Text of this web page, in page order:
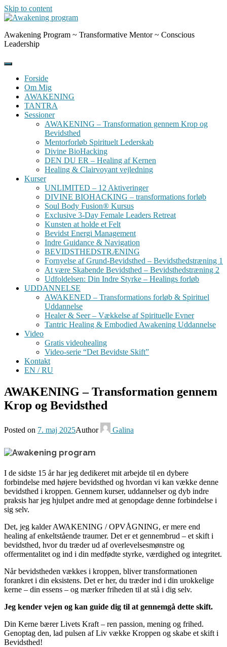
Skip to content
Awakening Program ~ Transformative Mentor ~ Conscious
Leadership
Forside
Om Mig
AWAKENING
TANTRA
Sessioner
AWAKENING – Transformation gennem Krop og
Bevidsthed
Mentorforløb Spirituelt Lederskab
Divine BioHacking
DEN DU ER – Healing af Kernen
Healing & Clairvoyant vejledning
Kurser
UNLIMITED – 12 Aktiveringer
DIVINE BIOHACKING – transformations forløb
Soul Body Fusion® Kursus
Exclusive 3-Day Female Leaders Retreat
Kunsten at holde et Felt
Bevidst Energi Management
Indre Guidance & Navigation
BEVIDSTHEDSTRÆNING
Fornyelse af Grund-Bevidsthed – Bevidsthedstræning 1
At være Skabende Bevidsthed – Bevidsthedstræning 2
Udfoldelsen: Din Indre Styrke – Healings forløb
UDDANNELSE
AWAKENED – Transformations forløb & Spirituel
Uddannelse
Healer & Seer – Vækkelse af Spirituelle Evner
Tantric Healing & Embodied Awakening Uddannelse
Video
Gratis videohealing
Video-serie “Det Bevidste Skift”
Kontakt
EN / RU
AWAKENING – Transformation gennem
Krop og Bevidsthed
Posted on 7. maj 2025Author Galina
I de sidste 15 år har jeg dedikeret mit arbejde til en dybere
forbindelse med højere bevidsthed og hvordan vi kan vække denne
bevidsthed i kroppen. Gennem kurser, uddannelser og dyb indre
praksis har jeg hjulpet andre med at genopdage denne forbindelse i
sig selv.
Det, jeg kalder AWAKENING / OPVÅGNING, er mere end
healing af enkeltstående traumer. Det er et gennembrud – et skift i
bevidsthed, hvor du træder ud af overlevelsesmønstre og
offermentalitet og ind i din medfødte styrke, værdighed og integritet.
Når bevidstheden vækkes i kroppen, bliver transformationen
forankret i din eksistens. Det er her, du træder ind i din urokkelige
kerne – din essens – og mærker friheden til at stå i dig selv.
Jeg kender vejen og kan guide dig til at gennemgå dette skift.
Din Kerne bærer Livets Kraft – ren passion, mening og frihed.
Genoptag den, lad pulsen af Liv vække Kroppen og skabe et skift i
Bevidsthed!